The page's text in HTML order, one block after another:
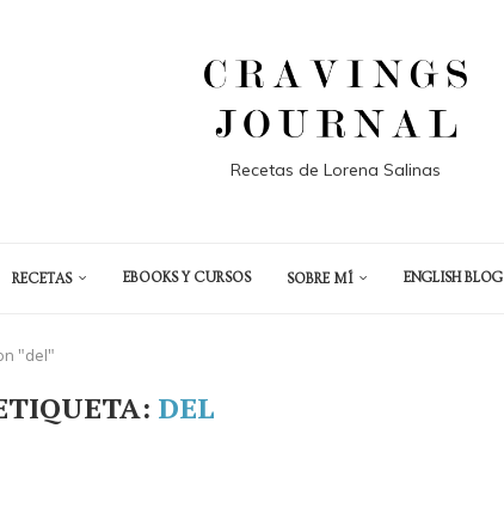
Recetas de Lorena Salinas
RECETAS EBOOKS Y CURSOS SOBRE MÍ ENGLISH BLOG
"del"
DEL